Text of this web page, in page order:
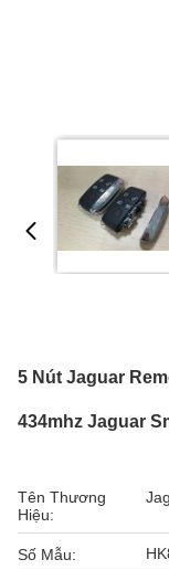
5 Nút Jaguar
434mhz Jaguar
Tên Thương
Hiệu:
Số Mẫu: